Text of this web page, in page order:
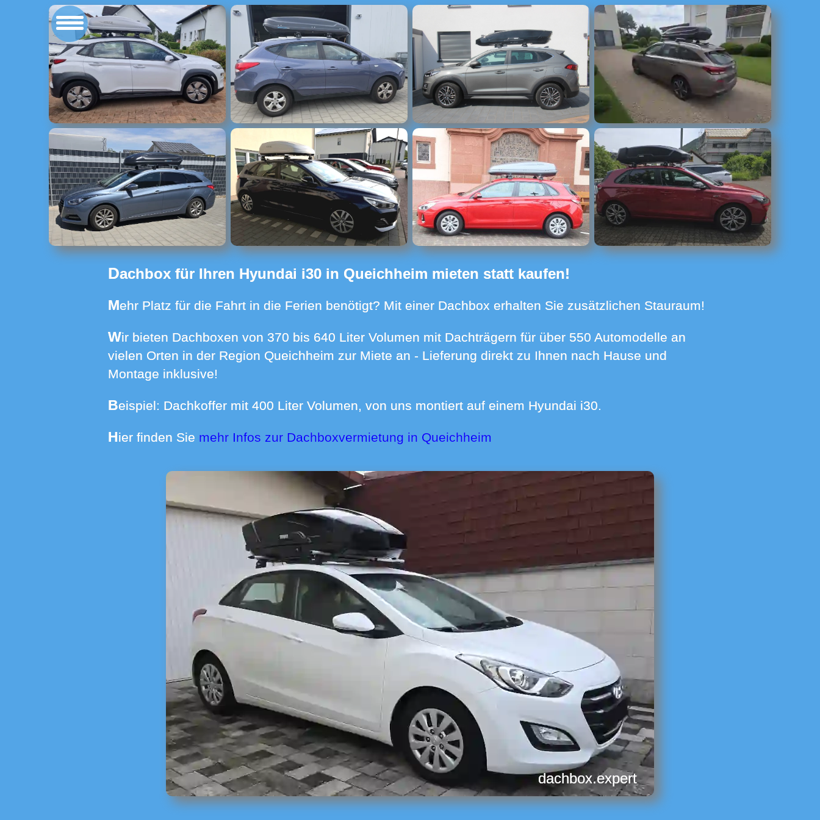
Dachbox für Ihren Hyundai i30 in Queichheim mieten statt kaufen!
Mehr Platz für die Fahrt in die Ferien benötigt? Mit einer Dachbox erhalten Sie zusätzlichen Stauraum!
Wir bieten Dachboxen von 370 bis 640 Liter Volumen mit Dachträgern für über 550 Automodelle an
vielen Orten in der Region Queichheim zur Miete an - Lieferung direkt zu Ihnen nach Hause und
Montage inklusive!
Beispiel: Dachkoffer mit 400 Liter Volumen, von uns montiert auf einem Hyundai i30.
Hier finden Sie mehr Infos zur Dachboxvermietung in Queichheim
dachbox.expert